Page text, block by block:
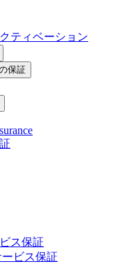
ティベーション
保証
ス保証
ビス保証